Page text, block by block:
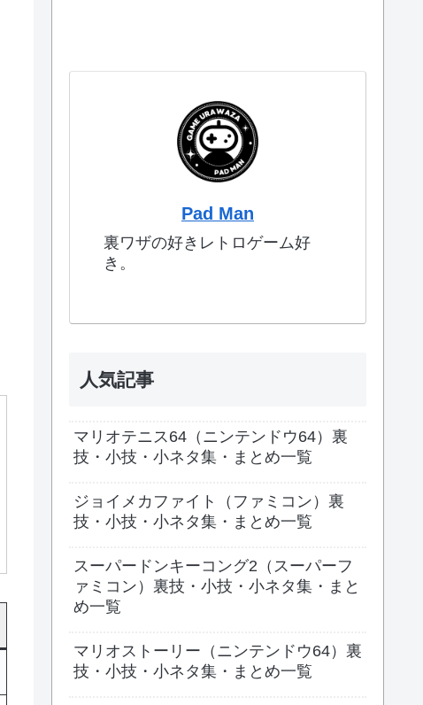
Pad Man
裏ワザの好きレトロゲーム好
き。
人気記事
マリオテニス64（ニンテンドウ64）裏
技・小技・小ネタ集・まとめ一覧
ジョイメカファイト（ファミコン）裏
技・小技・小ネタ集・まとめ一覧
スーパードンキーコング2（スーパーフ
ァミコン）裏技・小技・小ネタ集・まと
め一覧
マリオストーリー（ニンテンドウ64）裏
技・小技・小ネタ集・まとめ一覧